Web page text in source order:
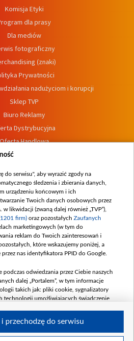
Komisja Etyki
dla prasy
Dla mediów
fotograficzny
(znaki)
Prywatności
nadużyciom i korupcji
Sklep TVP
Biuro Reklamy
Dystrybucyjna
Handlowa
Dostępność
zgłoszeń wewnętrznych
do serwisu", aby wyrazić zgody na
śledzenia i zbierania danych,
urządzeniu końcowym i ich
Twoich danych osobowych przez
w likwidacji (zwaną dalej również „TVP”),
firm) oraz pozostałych Zaufanych
marketingowych (w tym do
reklam do Twoich zainteresowań i
które wskazujemy poniżej, a
nas identyfikatora PPID do Google.
podczas odwiedzania przez Ciebie naszych
dalej „Portalem”, w tym informacje
takich jak: pliki cookie, sygnalizatory
umożliwiających świadczenie
przechodzę do serwisu